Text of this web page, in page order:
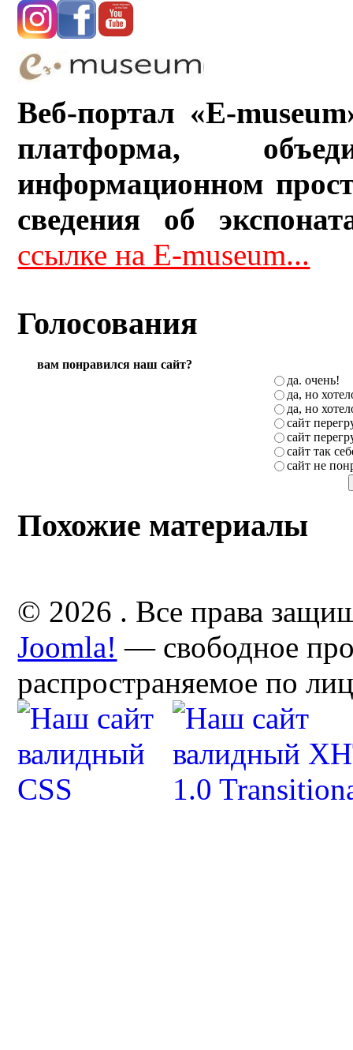
Веб-портал «E-
платформа,
информационном
сведения об
ссылке на E-museum...
Голосования
вам понравился наш сайт?
да. очень!
да, но
да, но
сайт
сайт
сайт так
сайт не
Похожие материалы
© 2026 . Все права
Joomla! — свободное
распространяемое по